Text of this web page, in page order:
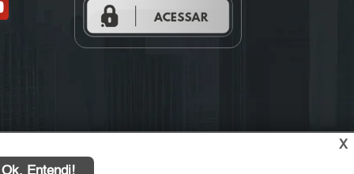
X
Ok, Entendi!